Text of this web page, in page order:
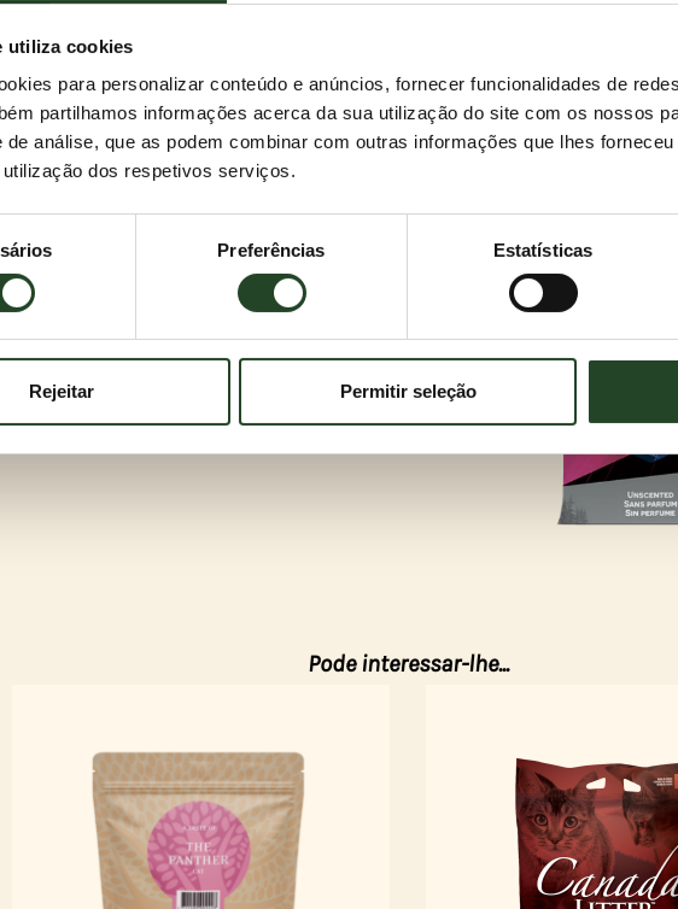
utiliza cookies
para personalizar conteúdo e anúncios, fornecer funcionalidades de
partilhamos informações acerca da sua utilização do site com os nossos
de análise, que as podem combinar com outras informações que lhes
dos respetivos serviços.
Preferências Estatísticas
Rejeitar Permitir seleção
três ou mais gatos de interior.
aglutinação instantânea e controlo total da higiene na tua casa. O
do que justo e entregamo-lo diretamente à tua porta. O que não vais
o teu aroma favorito.
disponível em duas variedades: o delicioso aroma fresco alpino e,
sem perfume. Ambas vêm no tamanho perfeito: 18 kg.
aos odores fortes?
que se neutralizam. Graças à sua tecnologia Dual Odour Defense,
tudo o que se espera de uma areia para gatos para famílias
Pode interessar-lhe...